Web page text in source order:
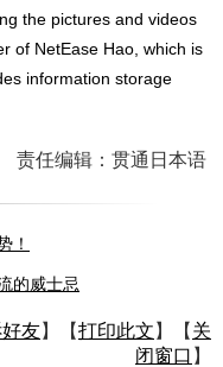
the pictures and videos
of NetEase Hao, which is
information storage
责任编辑：贯通日本语
！
的威士忌
友】【打印此文 】【 关
闭窗口 】